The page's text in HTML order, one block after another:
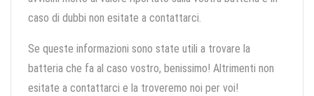
caso di dubbi non esitate a contattarci.
Se queste informazioni sono state utili a trovare la
batteria che fa al caso vostro, benissimo! Altrimenti non
esitate a contattarci e la troveremo noi per voi!